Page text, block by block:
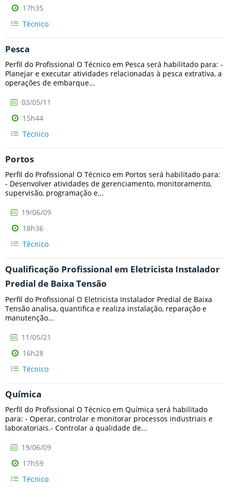
17h35
Técnico
Pesca
Perfil do Profissional O Técnico em Pesca será habilitado para: -
Planejar e executar atividades relacionadas à pesca extrativa, a
operações de embarque...
03/05/11
15h44
Técnico
Portos
Perfil do Profissional O Técnico em Portos será habilitado para:
- Desenvolver atividades de gerenciamento, monitoramento,
supervisão, programação e...
19/06/09
18h36
Técnico
Qualificação Profissional em Eletricista Instalador
Predial de Baixa Tensão
Perfil do Profissional O Eletricista Instalador Predial de Baixa
Tensão analisa, quantifica e realiza instalação, reparação e
manutenção...
11/05/21
16h28
Técnico
Química
Perfil do Profissional O Técnico em Química será habilitado
para: - Operar, controlar e monitorar processos industriais e
laboratoriais.- Controlar a qualidade de...
19/06/09
17h59
Técnico